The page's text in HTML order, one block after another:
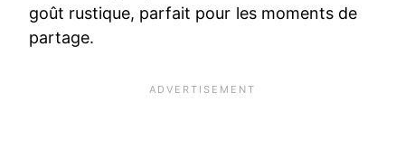
goût rustique, parfait pour les moments de
partage.